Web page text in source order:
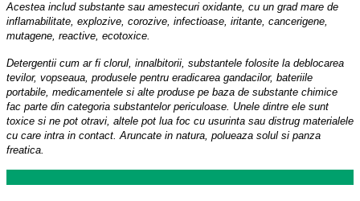
Acestea includ substante sau amestecuri oxidante, cu un grad mare de
inflamabilitate, explozive, corozive, infectioase, iritante, cancerigene,
mutagene, reactive, ecotoxice.
Detergentii cum ar fi clorul, innalbitorii, substantele folosite la deblocarea
tevilor, vopseaua, produsele pentru eradicarea gandacilor, bateriile
portabile, medicamentele si alte produse pe baza de substante chimice
fac parte din categoria substantelor periculoase. Unele dintre ele sunt
toxice si ne pot otravi, altele pot lua foc cu usurinta sau distrug materialele
cu care intra in contact. Aruncate in natura, polueaza solul si panza
freatica.